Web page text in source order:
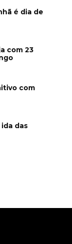
é dia de
com 23
com
das